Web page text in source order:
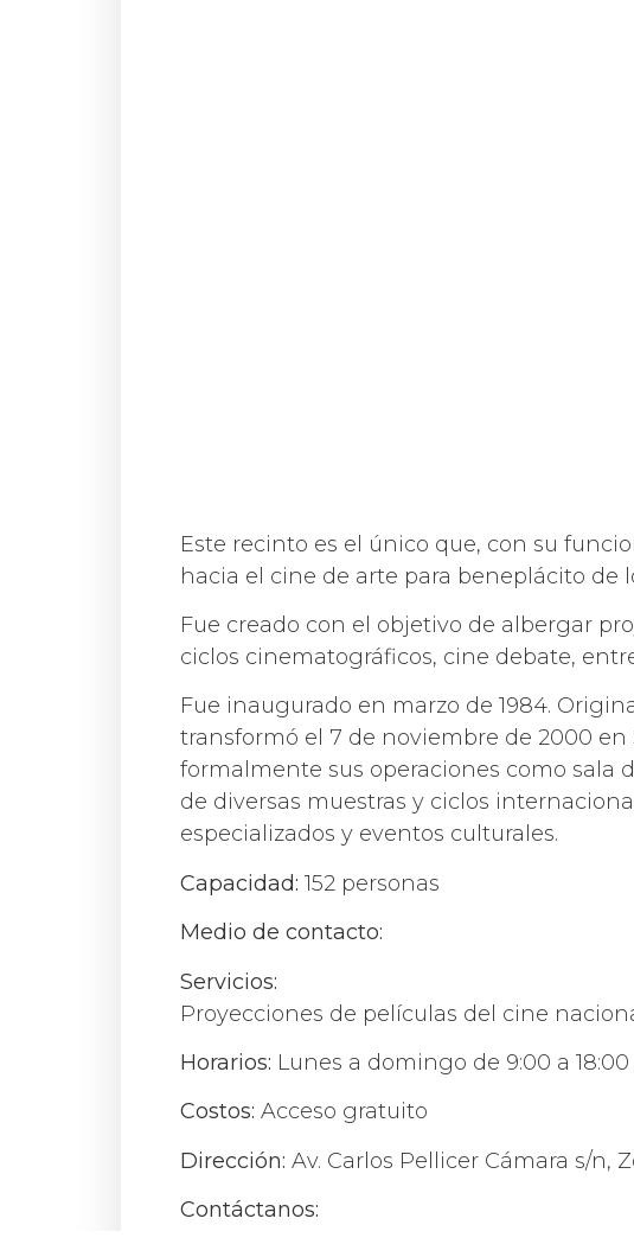
Este recinto es el único que, con su
hacia el cine de arte para beneplácito de
Fue creado con el objetivo de albergar
ciclos cinematográficos, cine debate,
Fue inaugurado en marzo de 1984.
transformó el 7 de noviembre de 2000 en
formalmente sus operaciones como sala
de diversas muestras y ciclos
especializados y eventos culturales.
Capacidad: 152 personas
Medio de contacto:
Servicios:
Proyecciones de películas del cine
Horarios: Lunes a domingo de 9:00 a 18:00
Costos: Acceso gratuito
Dirección: Av. Carlos Pellicer Cámara s/n,
Contáctanos: